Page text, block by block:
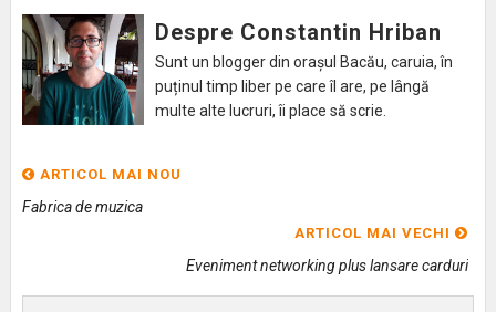
Despre Constantin Hriban
Sunt un blogger din orașul Bacău, caruia, în
puținul timp liber pe care îl are, pe lângă
multe alte lucruri, îi place să scrie.
ARTICOL MAI NOU
Fabrica de muzica
ARTICOL MAI VECHI
Eveniment networking plus lansare carduri